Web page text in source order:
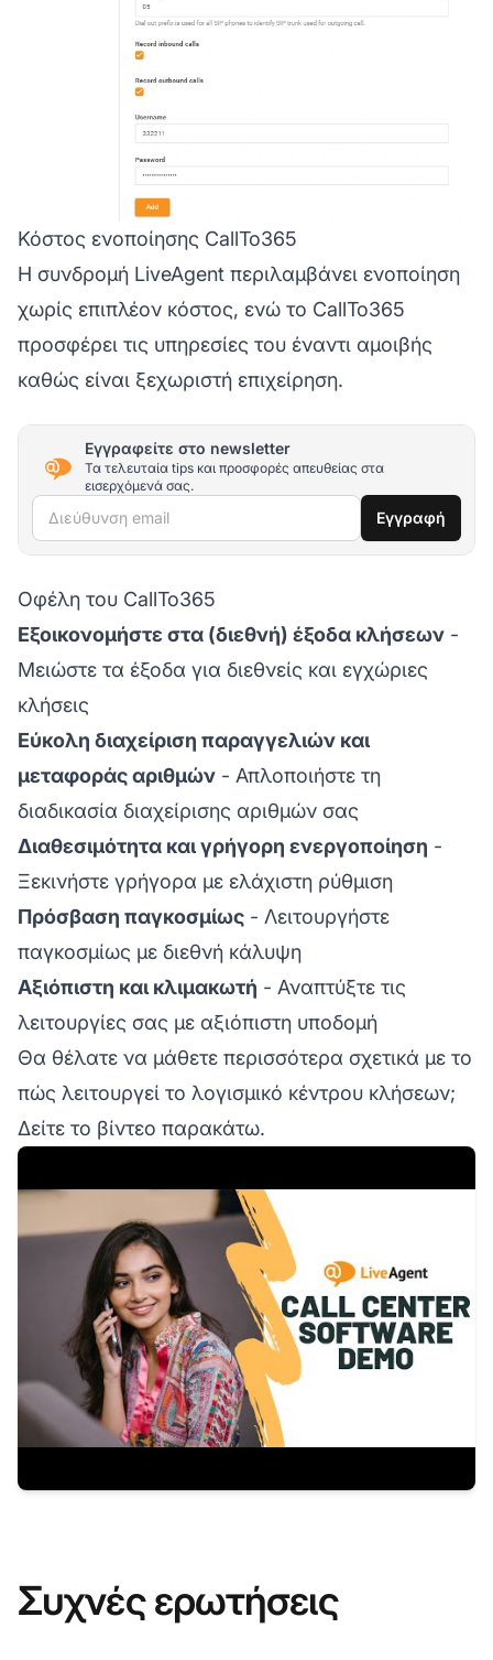
Κόστος ενοποίησης CallTo365
Η συνδρομή LiveAgent περιλαμβάνει ενοποίηση
χωρίς επιπλέον κόστος, ενώ το CallTo365
προσφέρει τις υπηρεσίες του έναντι αμοιβής
καθώς είναι ξεχωριστή επιχείρηση.
Εγγραφείτε στο newsletter
Τα τελευταία tips και προσφορές απευθείας στα
εισερχόμενά σας.
Διεύθυνση email Εγγραφή
Οφέλη του CallTo365
Εξοικονομήστε στα (διεθνή) έξοδα κλήσεων -
Μειώστε τα έξοδα για διεθνείς και εγχώριες
κλήσεις
Εύκολη διαχείριση παραγγελιών και
μεταφοράς αριθμών - Απλοποιήστε τη
διαδικασία διαχείρισης αριθμών σας
Διαθεσιμότητα και γρήγορη ενεργοποίηση -
Ξεκινήστε γρήγορα με ελάχιστη ρύθμιση
Πρόσβαση παγκοσμίως - Λειτουργήστε
παγκοσμίως με διεθνή κάλυψη
Αξιόπιστη και κλιμακωτή - Αναπτύξτε τις
λειτουργίες σας με αξιόπιστη υποδομή
Θα θέλατε να μάθετε περισσότερα σχετικά με το
πώς λειτουργεί το λογισμικό κέντρου κλήσεων;
Δείτε το βίντεο παρακάτω.
Συχνές ερωτήσεις